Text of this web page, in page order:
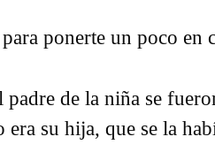
ponerte un poco en
padre de la niña se
era su hija, que se la